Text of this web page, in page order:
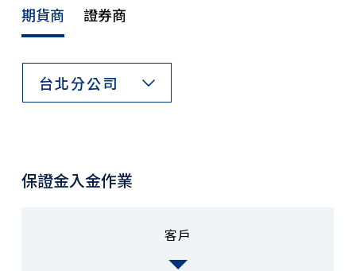
期貨商 證券商
台北分公司
保證金入金作業
客戶